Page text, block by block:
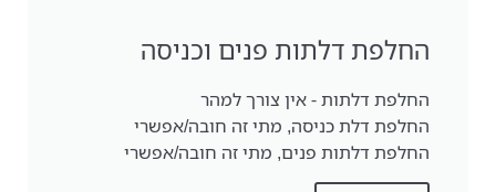
החלפת דלתות פנים וכניסה
החלפת דלתות - אין צורך למהר
החלפת דלת כניסה, מתי זה חובה/אפשרי
החלפת דלתות פנים, מתי זה חובה/אפשרי